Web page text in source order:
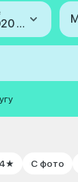
2017-2020 (I, 2-й рестайлинг)
4★ С фото